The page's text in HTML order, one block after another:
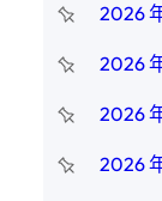
2026
2026
2026
2026